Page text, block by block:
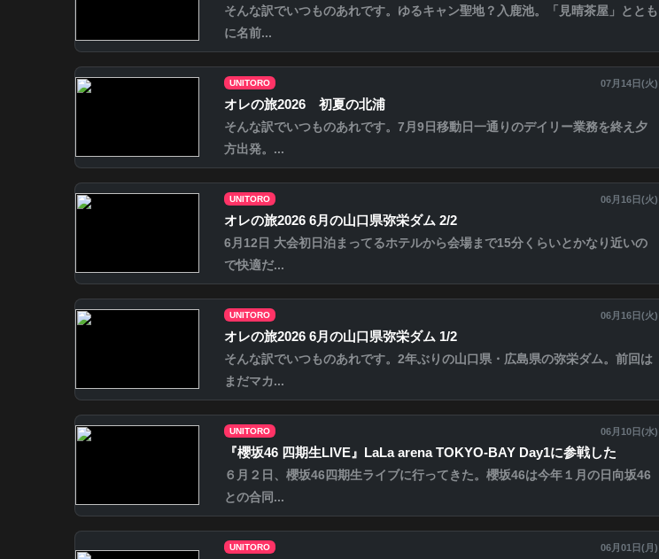
そんな訳でいつものあれです。ゆるキャン聖地？入鹿池。「見晴茶屋」ととも
に名前...
UNITORO 07月14日(火)
オレの旅2026 初夏の北浦
そんな訳でいつものあれです。7月9日移動日一通りのデイリー業務を終え夕
方出発。...
UNITORO 06月16日(火)
オレの旅2026 6月の山口県弥栄ダム 2/2
6月12日 大会初日泊まってるホテルから会場まで15分くらいとかなり近いの
で快適だ...
UNITORO 06月16日(火)
オレの旅2026 6月の山口県弥栄ダム 1/2
そんな訳でいつものあれです。2年ぶりの山口県・広島県の弥栄ダム。前回は
まだマカ...
UNITORO 06月10日(水)
『櫻坂46 四期生LIVE』LaLa arena TOKYO-BAY Day1に参戦した
６月２日、櫻坂46四期生ライブに行ってきた。櫻坂46は今年１月の日向坂46
との合同...
UNITORO 06月01日(月 )